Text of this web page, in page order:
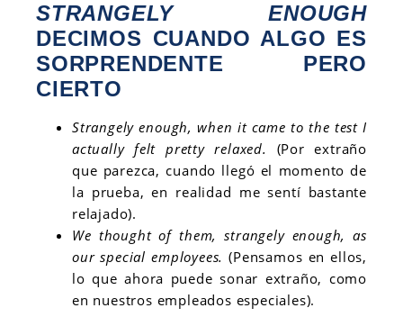
STRANGELY ENOUGH
DECIMOS CUANDO ALGO ES
SORPRENDENTE PERO
CIERTO
Strangely enough, when it came to the test I
actually felt pretty relaxed.
(Por extraño
que parezca, cuando llegó el momento de
la prueba, en realidad me sentí bastante
relajado).
We thought of them, strangely enough, as
our special employees. (Pensamos en ellos,
lo que ahora puede sonar extraño, como
en nuestros empleados especiales).